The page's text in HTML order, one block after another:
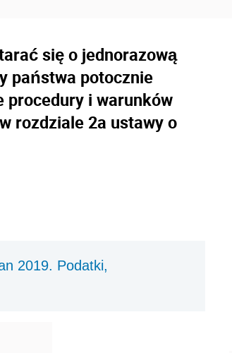
się o jednorazową
państwa potocznie
procedury i warunków
rozdziale 2a ustawy o
2019. Podatki,